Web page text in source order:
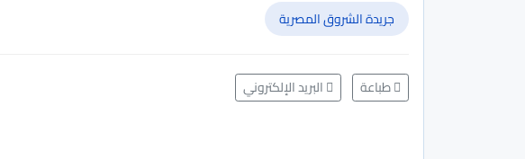
جريدة الشروق المصرية
طباعة البريد الإلكتروني